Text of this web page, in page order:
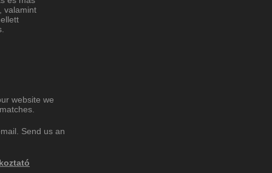
valamint
website we
Send us an